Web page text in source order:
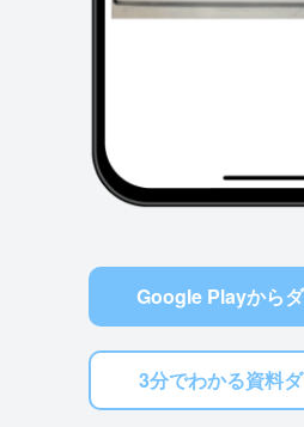
Google Playから
3分でわかる資料